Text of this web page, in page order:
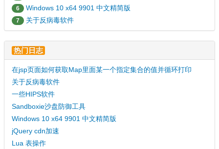
6 Windows 10 x64 9901 中文精简版
7 关于反病毒软件
热门日志
在jsp页面如何获取Map里面某一个指定集合的值并循环打印
关于反病毒软件
一些HIPS软件
Sandboxie沙盘防御工具
Windows 10 x64 9901 中文精简版
jQuery cdn加速
Lua 表操作